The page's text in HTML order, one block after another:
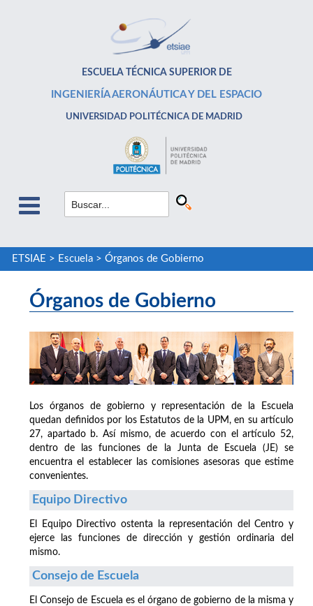
ESCUELA TÉCNICA SUPERIOR DE
INGENIERÍA AERONÁUTICA Y DEL ESPACIO
UNIVERSIDAD POLITÉCNICA DE MADRID
ETSIAE > Escuela> Órganos de Gobierno
Órganos de Gobierno
Los órganos de gobierno y representación de la Escuela
quedan definidos por los Estatutos de la UPM, en su artículo
27, apartado b. Así mismo, de acuerdo con el artículo 52,
dentro de las funciones de la Junta de Escuela (JE) se
encuentra el establecer las comisiones asesoras que estime
convenientes.
Equipo Directivo
El Equipo Directivo ostenta la representación del Centro y
ejerce las funciones de dirección y gestión ordinaria del
mismo.
Consejo de Escuela
El Consejo de Escuela es el órgano de gobierno de la misma y